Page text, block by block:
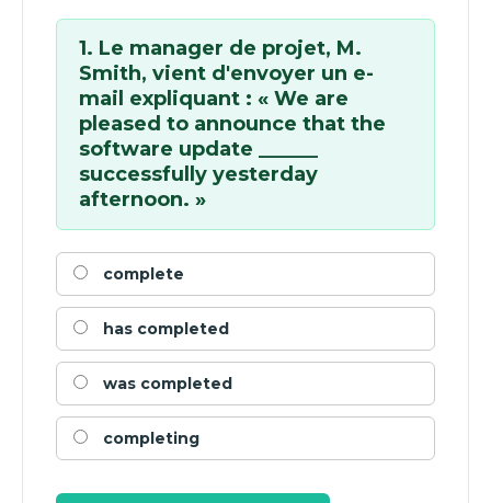
1. Le manager de projet, M.
Smith, vient d'envoyer un e-
mail expliquant : « We are
pleased to announce that the
software update ______
successfully yesterday
afternoon. »
complete
has completed
was completed
completing